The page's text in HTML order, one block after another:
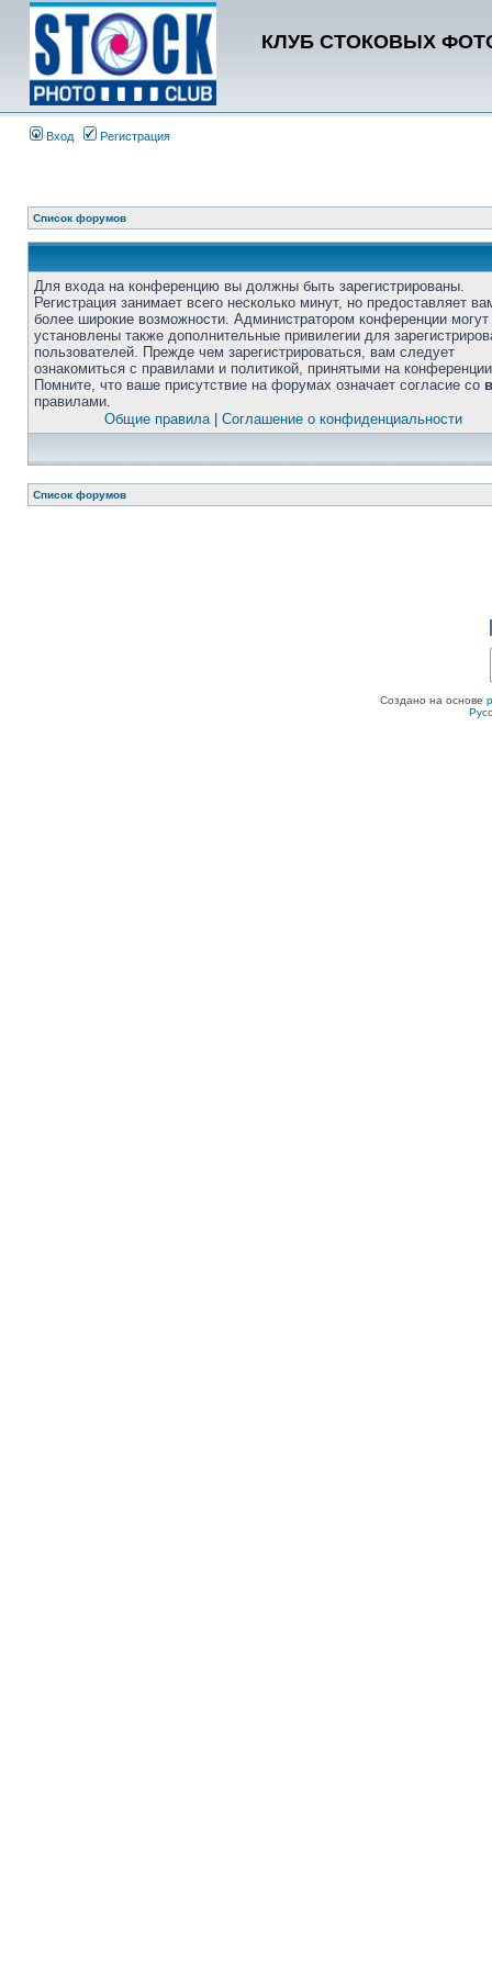
КЛУБ СТОКОВЫХ
Вход Регистрация
Список форумов
Для входа на конференцию вы должны быть зарегистрированы.
Регистрация занимает всего несколько минут, но предоставляет
более широкие возможности. Администратором конференции
установлены также дополнительные привилегии для
пользователей. Прежде чем зарегистрироваться, вам следует
ознакомиться с правилами и политикой, принятыми на
Помните, что ваше присутствие на форумах означает согласие со
правилами.
Общие правила| Соглашение о конфиденциальности
Список форумов
Создано на основе